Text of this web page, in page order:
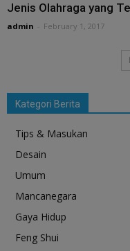
Jenis Olahraga yang
admin February 1, 2017
Kategori Berita
Tips & Masukan
Desain
Umum
Mancanegara
Gaya Hidup
Feng Shui